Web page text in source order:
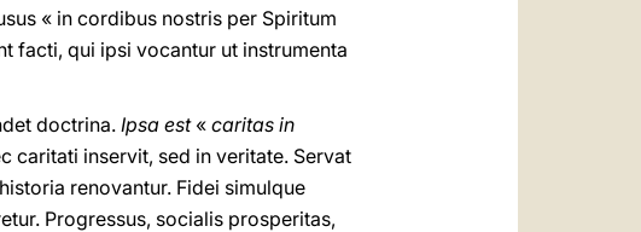
« in cordibus nostris per Spiritum
facti, qui ipsi vocantur ut instrumenta
doctrina. Ipsa est« caritas in
caritati inservit, sed in veritate. Servat
renovantur. Fidei simulque
Progressus, socialis prosperitas,